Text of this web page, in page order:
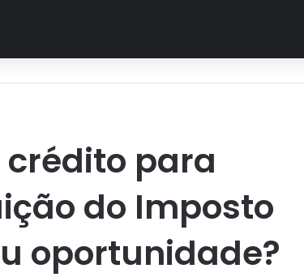
crédito para
do Imposto
oportunidade?